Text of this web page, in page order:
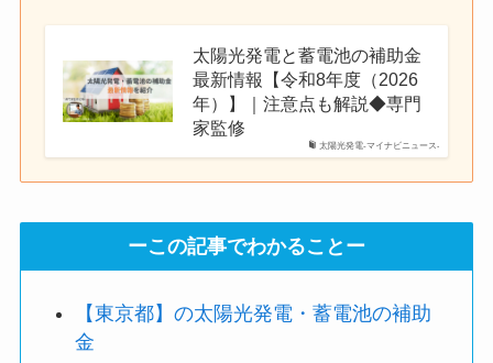
太陽光発電-マイナビニュース-
太陽光発電と蓄電池の補助金
最新情報【令和8年度（2026
年）】｜注意点も解説◆専門
家監修
ーこの記事でわかることー
【東京都】の太陽光発電・蓄電池の補助
金